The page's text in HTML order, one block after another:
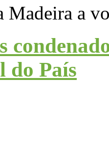
Madeira a
do País